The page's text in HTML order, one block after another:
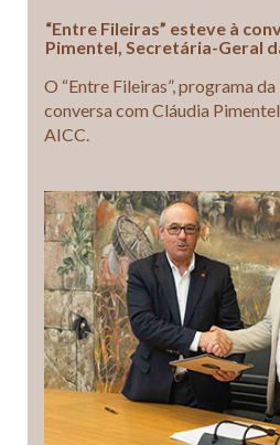
“Entre Fileiras” esteve à
Pimentel, Secretária-Geral
O “Entre Fileiras”, programa
conversa com Cláudia
AICC.